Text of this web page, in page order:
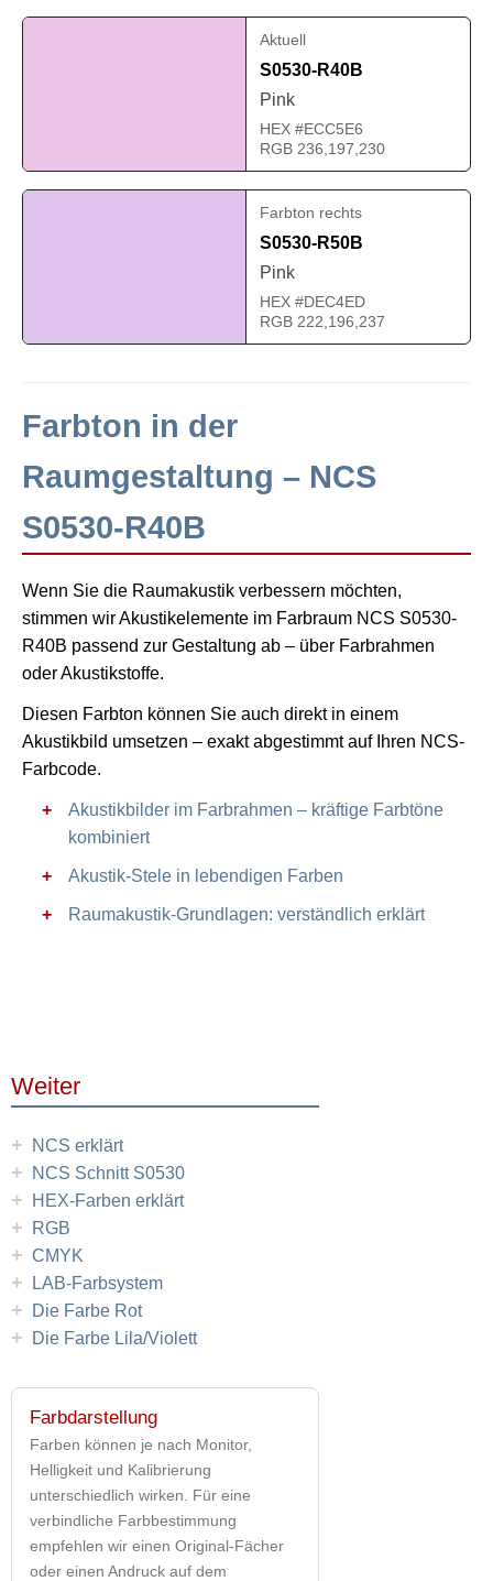
Aktuell
S0530-R40B
Pink
HEX #ECC5E6
RGB 236,197,230
Farbton rechts
S0530-R50B
Pink
HEX #DEC4ED
RGB 222,196,237
Farbton in der
Raumgestaltung – NCS
S0530-R40B
Wenn Sie die Raumakustik verbessern möchten,
stimmen wir Akustikelemente im Farbraum NCS S0530-
R40B passend zur Gestaltung ab – über Farbrahmen
oder Akustikstoffe.
Diesen Farbton können Sie auch direkt in einem
Akustikbild umsetzen – exakt abgestimmt auf Ihren NCS-
Farbcode.
Akustikbilder im Farbrahmen – kräftige Farbtöne
kombiniert
Akustik-Stele in lebendigen Farben
Raumakustik-Grundlagen: verständlich erklärt
Weiter
+ NCS erklärt
+ NCS Schnitt S0530
+ HEX-Farben erklärt
+ RGB
+ CMYK
+ LAB-Farbsystem
+ Die Farbe Rot
+ Die Farbe Lila/Violett
Farbdarstellung
Farben können je nach Monitor,
Helligkeit und Kalibrierung
unterschiedlich wirken. Für eine
verbindliche Farbbestimmung
empfehlen wir einen Original-Fächer
oder einen Andruck auf dem